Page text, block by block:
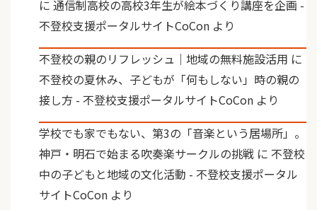
に 通信制高校の高校3年生が絵本づくり講座を企画 -
不登校支援ポータルサイトCoCon より
不登校の親のリフレッシュ｜地域の無料施設活用 に
不登校の夏休み、子どもが「何もしない」時の親の
接し方 - 不登校支援ポータルサイトCoCon より
学校でも家でもない、第3の「音楽という居場所」。
神戸・明石で始まる吹奏楽サークルの挑戦 に 不登校
中の子どもと地域の文化活動 - 不登校支援ポータル
サイトCoCon より